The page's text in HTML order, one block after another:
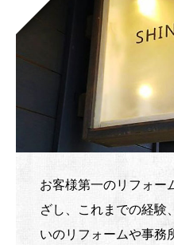
お客様第一のリフォー
ざし、これまでの経験
いのリフォームや事務